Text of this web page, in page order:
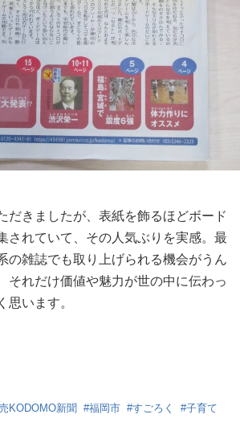
だきましたが、表紙を飾るほどボード
されていて、その人気ぶりを実感。最
の雑誌でも取り上げられる機会がうん
それだけ価値や魅力が世の中に伝わっ
思います。
KODOMO新聞 #福岡市 #すごろく #子育て